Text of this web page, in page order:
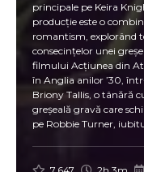
principale pe Keira
producție este o
romantism, explorând
consecințelor unei
filmului Acțiunea din
în Anglia anilor ’30,
Briony Tallis, o tânără
greșeală gravă care
pe Robbie Turner,
destramă. Totuși, tema